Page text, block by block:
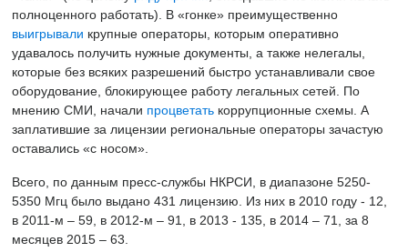
полноценного работать). В «гонке» преимущественно
выигрывали крупные операторы, которым оперативно
удавалось получить нужные документы, а также нелегалы,
которые без всяких разрешений быстро устанавливали свое
оборудование, блокирующее работу легальных сетей. По
мнению СМИ, начали процветать коррупционные схемы. А
заплатившие за лицензии региональные операторы зачастую
оставались «с носом».
Всего, по данным пресс-службы НКРСИ, в диапазоне 5250-
5350 Мгц было выдано 431 лицензию. Из них в 2010 году - 12,
в 2011-м – 59, в 2012-м – 91, в 2013 - 135, в 2014 – 71, за 8
месяцев 2015 – 63.